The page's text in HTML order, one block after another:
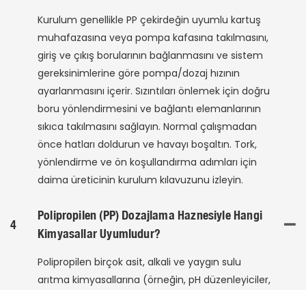
Kurulum genellikle PP çekirdeğin uyumlu kartuş
muhafazasına veya pompa kafasına takılmasını,
giriş ve çıkış borularının bağlanmasını ve sistem
gereksinimlerine göre pompa/dozaj hızının
ayarlanmasını içerir. Sızıntıları önlemek için doğru
boru yönlendirmesini ve bağlantı elemanlarının
sıkıca takılmasını sağlayın. Normal çalışmadan
önce hatları doldurun ve havayı boşaltın. Tork,
yönlendirme ve ön koşullandırma adımları için
daima üreticinin kurulum kılavuzunu izleyin.
4
Polipropilen (PP) Dozajlama Haznesiyle Hangi
Kimyasallar Uyumludur?
Polipropilen birçok asit, alkali ve yaygın sulu
arıtma kimyasallarına (örneğin, pH düzenleyiciler,